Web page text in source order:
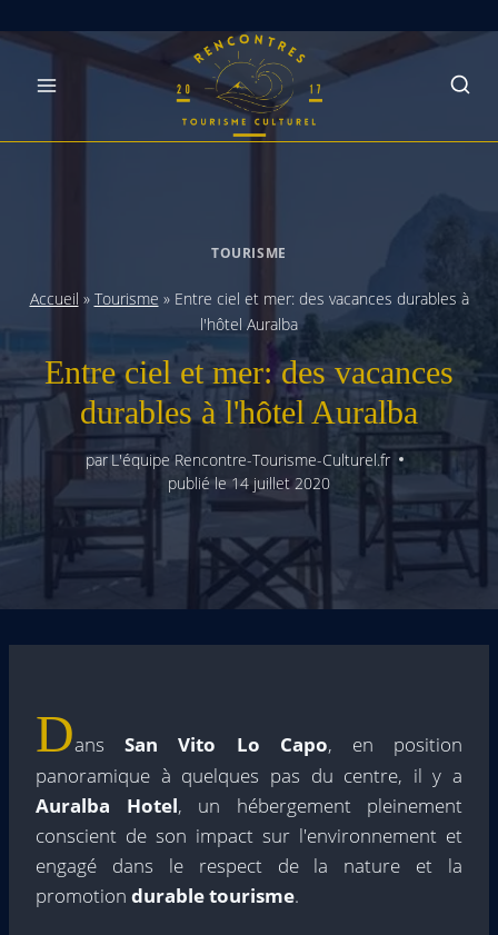
Skip
TOURISME
Accueil » Tourisme » Entre ciel et mer: des vacances durables à
l'hôtel Auralba
Entre ciel et mer: des vacances
durables à l'hôtel Auralba
parL'équipe Rencontre-Tourisme-Culturel.fr
publié le 14 juillet 2020
DansSan Vito Lo Capo, en position
panoramique à quelques pas du centre, il y a
Auralba Hotel, un hébergement pleinement
conscient de son impact sur l'environnement et
engagé dans le respect de la nature et la
promotion durabletourisme.